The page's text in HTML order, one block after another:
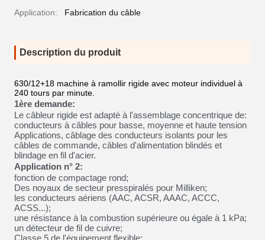
Application: Fabrication du câble
Description du produit
630/12+18 machine à ramollir rigide avec moteur individuel à
240 tours par minute.
1ère demande:
Le câbleur rigide est adapté à l'assemblage concentrique de:
conducteurs à câbles pour basse, moyenne et haute tension
Applications, câblage des conducteurs isolants pour les
câbles de commande, câbles d'alimentation blindés et
blindage en fil d'acier.
Application n° 2:
fonction de compactage rond;
Des noyaux de secteur presspiralés pour Milliken;
les conducteurs aériens (AAC, ACSR, AAAC, ACCC,
ACSS...);
une résistance à la combustion supérieure ou égale à 1 kPa;
un détecteur de fil de cuivre;
Classe 5 de l'équipement flexible;